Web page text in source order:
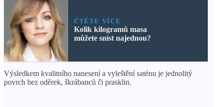
ČTĚTE VÍCE
Kolik kilogramů masa
můžete sníst najednou?
Výsledkem kvalitního nanesení a vyleštění saténu je jednolitý
povrch bez oděrek, škrábanců či prasklin.